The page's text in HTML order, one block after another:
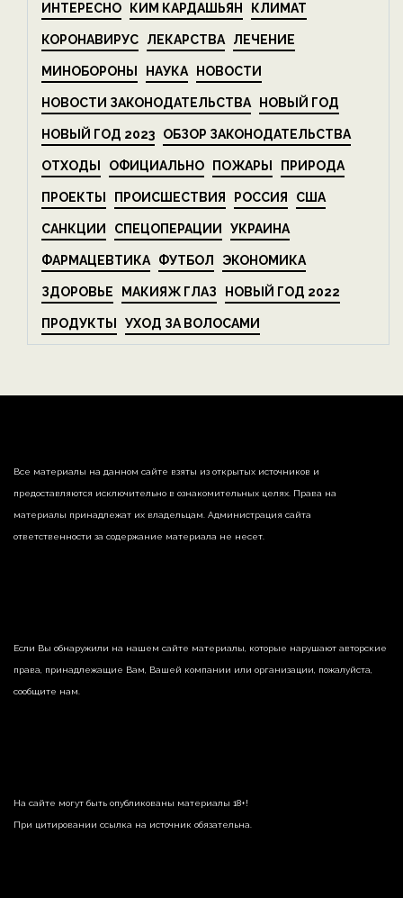
ИНТЕРЕСНО КИМ КАРДАШЬЯН КЛИМАТ
КОРОНАВИРУС ЛЕКАРСТВА ЛЕЧЕНИЕ
МИНОБОРОНЫ НАУКА НОВОСТИ
НОВОСТИ ЗАКОНОДАТЕЛЬСТВА НОВЫЙ ГОД
НОВЫЙ ГОД 2023 ОБЗОР ЗАКОНОДАТЕЛЬСТВА
ОТХОДЫ ОФИЦИАЛЬНО ПОЖАРЫ ПРИРОДА
ПРОЕКТЫ ПРОИСШЕСТВИЯ РОССИЯ США
САНКЦИИ СПЕЦОПЕРАЦИИ УКРАИНА
ФАРМАЦЕВТИКА ФУТБОЛ ЭКОНОМИКА
ЗДОРОВЬЕ МАКИЯЖ ГЛАЗ НОВЫЙ ГОД 2022
ПРОДУКТЫ УХОД ЗА ВОЛОСАМИ
Все материалы на данном сайте взяты из открытых источников и
предоставляются исключительно в ознакомительных целях. Права на
материалы принадлежат их владельцам. Администрация сайта
ответственности за содержание материала не несет.
Если Вы обнаружили на нашем сайте материалы, которые нарушают авторские
права, принадлежащие Вам, Вашей компании или организации, пожалуйста,
сообщите нам.
На сайте могут быть опубликованы материалы 18+!
При цитировании ссылка на источник обязательна.